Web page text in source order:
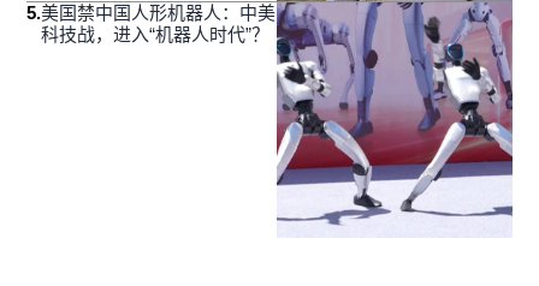
5.美国禁中国人形机器人：中美
科技战，进入“机器人时代”？